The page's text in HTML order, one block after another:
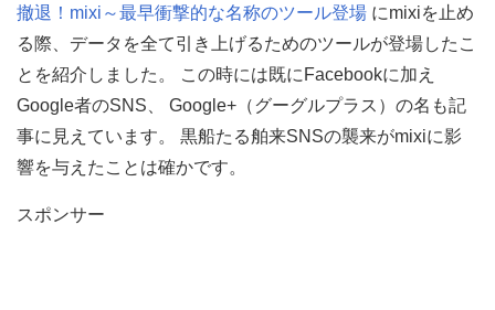
撤退！mixi～最早衝撃的な名称のツール登場 にmixiを止め
る際、データを全て引き上げるためのツールが登場したこ
とを紹介しました。 この時には既にFacebookに加え
Google者のSNS、 Google+（グーグルプラス）の名も記
事に見えています。 黒船たる舶来SNSの襲来がmixiに影
響を与えたことは確かです。
スポンサー